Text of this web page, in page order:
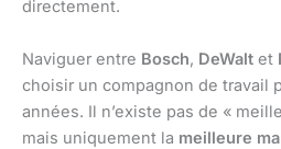
directement.
Naviguer entre Bosch, DeWalt et
choisir un compagnon de travail
années. Il n’existe pas de «
mais uniquement la meilleure